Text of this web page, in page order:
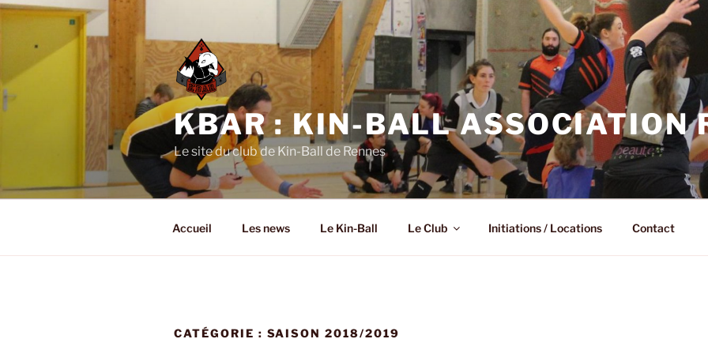
Aller
contenu
principal
KBAR : KIN-BALL ASSOCIATION
Le site du club de Kin-Ball de Rennes
Accueil Les news Le Kin-Ball Le Club Initiations / Locations Contact
CATÉGORIE : SAISON 2018/2019